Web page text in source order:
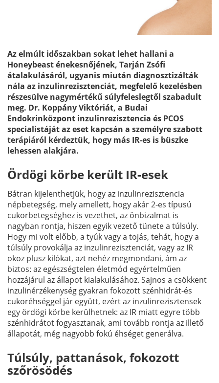
Az elmúlt időszakban sokat lehet hallani a
Honeybeast énekesnőjének, Tarján Zsófi
átalakulásáról, ugyanis miután diagnosztizálták
nála az inzulinrezisztenciát, megfelelő kezelésben
részesülve nagymértékű súlyfeleslegtől szabadult
meg. Dr. Koppány Viktóriát, a Budai
Endokrinközpont inzulinrezisztencia és PCOS
specialistáját az eset kapcsán a személyre szabott
terápiáról kérdeztük, hogy más IR-es is büszke
lehessen alakjára.
Ördögi körbe került IR-esek
Bátran kijelenthetjük, hogy az inzulinrezisztencia
népbetegség, mely amellett, hogy akár 2-es típusú
cukorbetegséghez is vezethet, az önbizalmat is
nagyban rontja, hiszen egyik vezető tünete a túlsúly.
Hogy mi volt előbb, a tyúk vagy a tojás, tehát, hogy a
túlsúly provokálja az inzulinrezisztenciát, vagy az IR
okoz plusz kilókat, azt nehéz megmondani, ám az
biztos: az egészségtelen életmód egyértelműen
hozzájárul az állapot kialakulásához. Sajnos a csökkent
inzulinérzékenység gyakran fokozott szénhidrát-és
cukoréhséggel jár együtt, ezért az inzulinrezisztensek
egy ördögi körbe kerülhetnek: az IR miatt egyre több
szénhidrátot fogyasztanak, ami tovább rontja az illető
állapotát, még nagyobb fokú éhséget generálva.
Túlsúly, pattanások, fokozott
szőrösödés